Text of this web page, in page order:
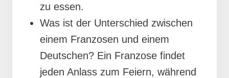
zu essen.
Was ist der Unterschied zwischen
einem Franzosen und einem
Deutschen? Ein Franzose findet
jeden Anlass zum Feiern, während